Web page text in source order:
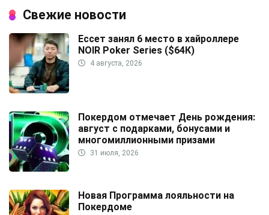
Свежие новости
Ессет занял 6 место в хайроллере
NOIR Poker Series ($64К)
4 августа, 2026
Покердом отмечает День рождения:
август с подарками, бонусами и
многомиллионными призами
31 июля, 2026
Новая Программа лояльности на
Покердоме